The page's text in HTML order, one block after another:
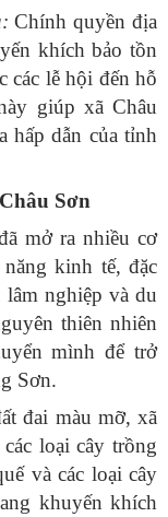
Chính quyền địa
khích bảo tồn
các lễ hội đến hỗ
giúp xã Châu
hấp dẫn của tỉnh
Sơn
mở ra nhiều cơ
kinh tế, đặc
nghiệp và du
thiên nhiên
mình để trở
Sơn.
đai màu mỡ, xã
loại cây trồng
và các loại cây
khuyến khích